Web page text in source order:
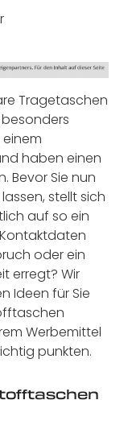
Tragetaschen
haben einen
Bevor Sie nun
stellt sich
auf so ein
oder ein
erregt? Wir
Ideen für Sie
Werbemittel
punkten.